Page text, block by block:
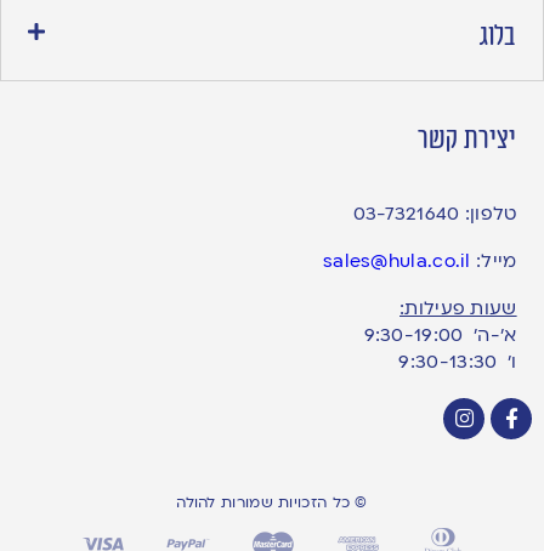
בלוג
יצירת קשר
טלפון: 03-7321640
מייל: sales@hula.co.il
שעות פעילות:
א’-ה’ 9:30-19:00
ו׳ 9:30-13:30
© כל הזכויות שמורות להולה